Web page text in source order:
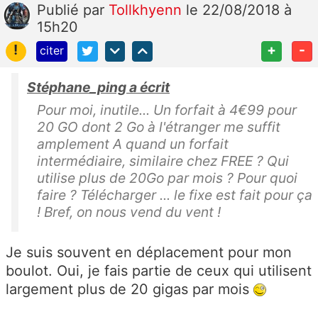
Publié par Tollkhyenn le 22/08/2018 à
15h20
!
citer + -
Stéphane_ping a écrit
Pour moi, inutile... Un forfait à 4€99 pour
20 GO dont 2 Go à l'étranger me suffit
amplement A quand un forfait
intermédiaire, similaire chez FREE ? Qui
utilise plus de 20Go par mois ? Pour quoi
faire ? Télécharger ... le fixe est fait pour ça
! Bref, on nous vend du vent !
Je suis souvent en déplacement pour mon
boulot. Oui, je fais partie de ceux qui utilisent
largement plus de 20 gigas par mois